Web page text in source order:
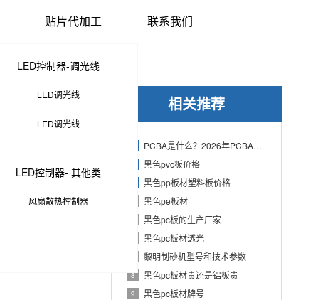
LED控制器-调光线
LED调光线
LED调光线
LED控制器- 其他类
风扇散热控制器
贴片代加工 联系我们
相关推荐
PCBA是什么？2026年PCBA制造与代工指南：专业方案、流程与应用
黑色pvc板价格
黑色pp板材塑料板价格
黑色pe板材
黑色pc板的生产厂家
黑色pc板材透光
黎明制砂机型号和技术参数
8 黑色pc板材贵还是铝板贵
9 黑色pc板材牌号